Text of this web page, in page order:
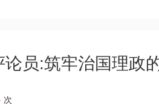
论员:筑牢治国理政
次